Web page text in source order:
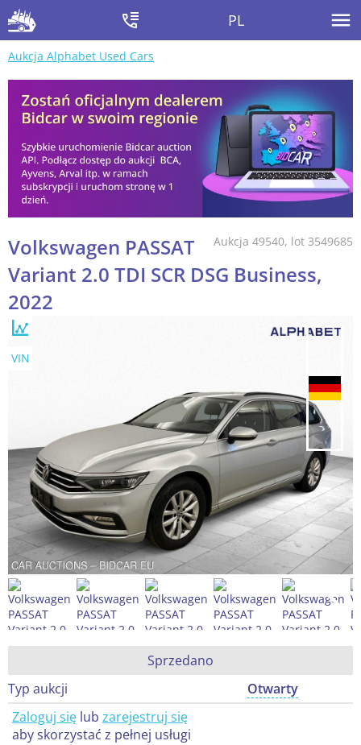
PL
Aukcja Alphabet Used Cars
Aukcja 49540, lot 3549685
Volkswagen PASSAT
Variant 2.0 TDI SCR DSG Business,
2022
VIN
Sprzedano
Typ aukcji
Otwarty
Zaloguj się lub zarejestruj się
aby skorzystać z pełnej usługi